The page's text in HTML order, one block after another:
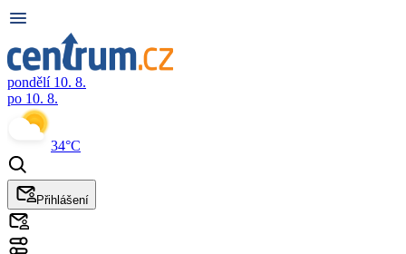
pondělí 10. 8.
po 10. 8.
34°C
Přihlášení